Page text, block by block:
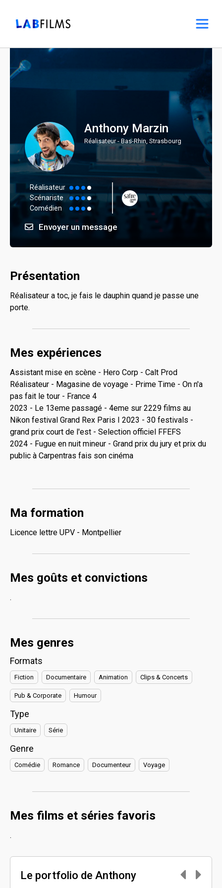
Anthony Marzin
Réalisateur - Bas-Rhin, Strasbourg
Réalisateur
Scénariste
Comédien
Envoyer un message
Présentation
Réalisateur a toc, je fais le dauphin quand je passe une
porte.
Mes expériences
Assistant mise en scène - Hero Corp - Calt Prod
Réalisateur - Magasine de voyage - Prime Time - On n'a
pas fait le tour - France 4
2023 - Le 13eme passagé - 4eme sur 2229 films au
Nikon festival Grand Rex Paris I 2023 - 30 festivals -
grand prix court de l'est - Selection officiel FFEFS
2024 - Fugue en nuit mineur - Grand prix du jury et prix du
public à Carpentras fais son cinéma
Ma formation
Licence lettre UPV - Montpellier
Mes goûts et convictions
.
Mes genres
Formats
Fiction Documentaire Animation Clips & Concerts
Pub & Corporate Humour
Type
Unitaire Série
Genre
Comédie Romance Documenteur Voyage
Mes films et séries favoris
.
Le portfolio de Anthony